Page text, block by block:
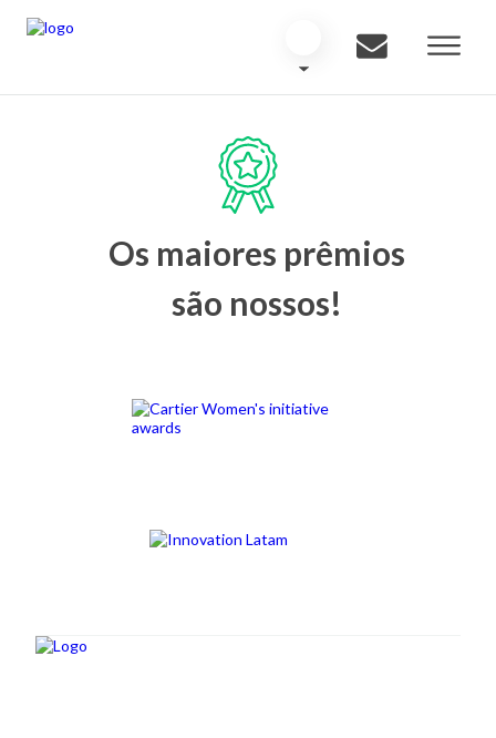
Os maiores prêmios
são nossos!